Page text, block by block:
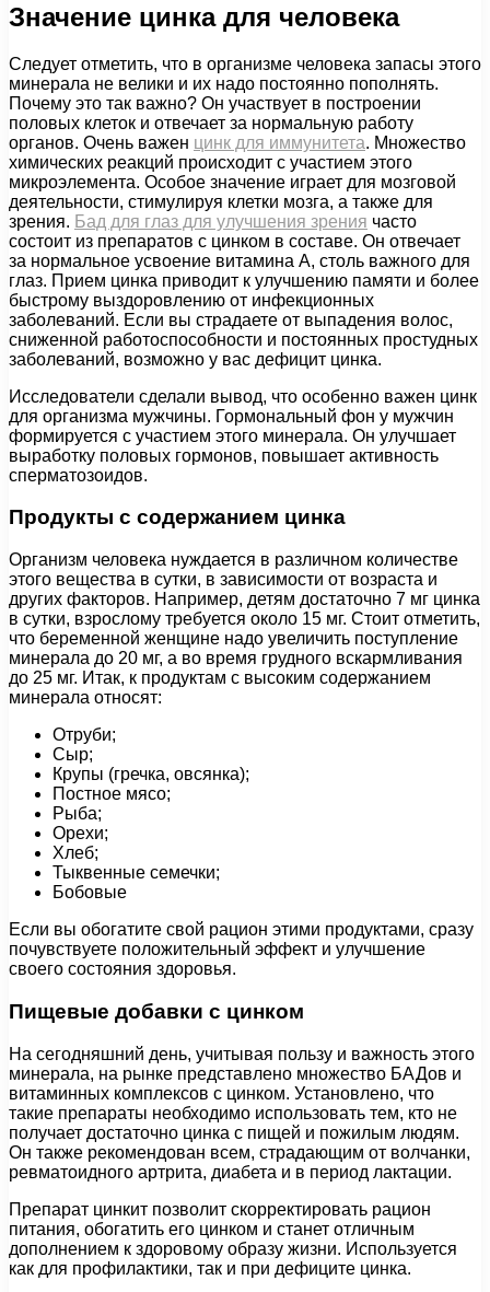
Значение цинка для человека
Следует отметить, что в организме человека запасы этого
минерала не велики и их надо постоянно пополнять.
Почему это так важно? Он участвует в построении
половых клеток и отвечает за нормальную работу
органов. Очень важен цинк для иммунитета. Множество
химических реакций происходит с участием этого
микроэлемента. Особое значение играет для мозговой
деятельности, стимулируя клетки мозга, а также для
зрения. Бад для глаз для улучшения зрения часто
состоит из препаратов с цинком в составе. Он отвечает
за нормальное усвоение витамина А, столь важного для
глаз. Прием цинка приводит к улучшению памяти и более
быстрому выздоровлению от инфекционных
заболеваний. Если вы страдаете от выпадения волос,
сниженной работоспособности и постоянных простудных
заболеваний, возможно у вас дефицит цинка.
Исследователи сделали вывод, что особенно важен цинк
для организма мужчины. Гормональный фон у мужчин
формируется с участием этого минерала. Он улучшает
выработку половых гормонов, повышает активность
сперматозоидов.
Продукты с содержанием цинка
Организм человека нуждается в различном количестве
этого вещества в сутки, в зависимости от возраста и
других факторов. Например, детям достаточно 7 мг цинка
в сутки, взрослому требуется около 15 мг. Стоит отметить,
что беременной женщине надо увеличить поступление
минерала до 20 мг, а во время грудного вскармливания
до 25 мг. Итак, к продуктам с высоким содержанием
минерала относят:
Отруби;
Сыр;
Крупы (гречка, овсянка);
Постное мясо;
Рыба;
Орехи;
Хлеб;
Тыквенные семечки;
Бобовые
Если вы обогатите свой рацион этими продуктами, сразу
почувствуете положительный эффект и улучшение
своего состояния здоровья.
Пищевые добавки с цинком
На сегодняшний день, учитывая пользу и важность этого
минерала, на рынке представлено множество БАДов и
витаминных комплексов с цинком. Установлено, что
такие препараты необходимо использовать тем, кто не
получает достаточно цинка с пищей и пожилым людям.
Он также рекомендован всем, страдающим от волчанки,
ревматоидного артрита, диабета и в период лактации.
Препарат цинкит позволит скорректировать рацион
питания, обогатить его цинком и станет отличным
дополнением к здоровому образу жизни. Используется
как для профилактики, так и при дефиците цинка.